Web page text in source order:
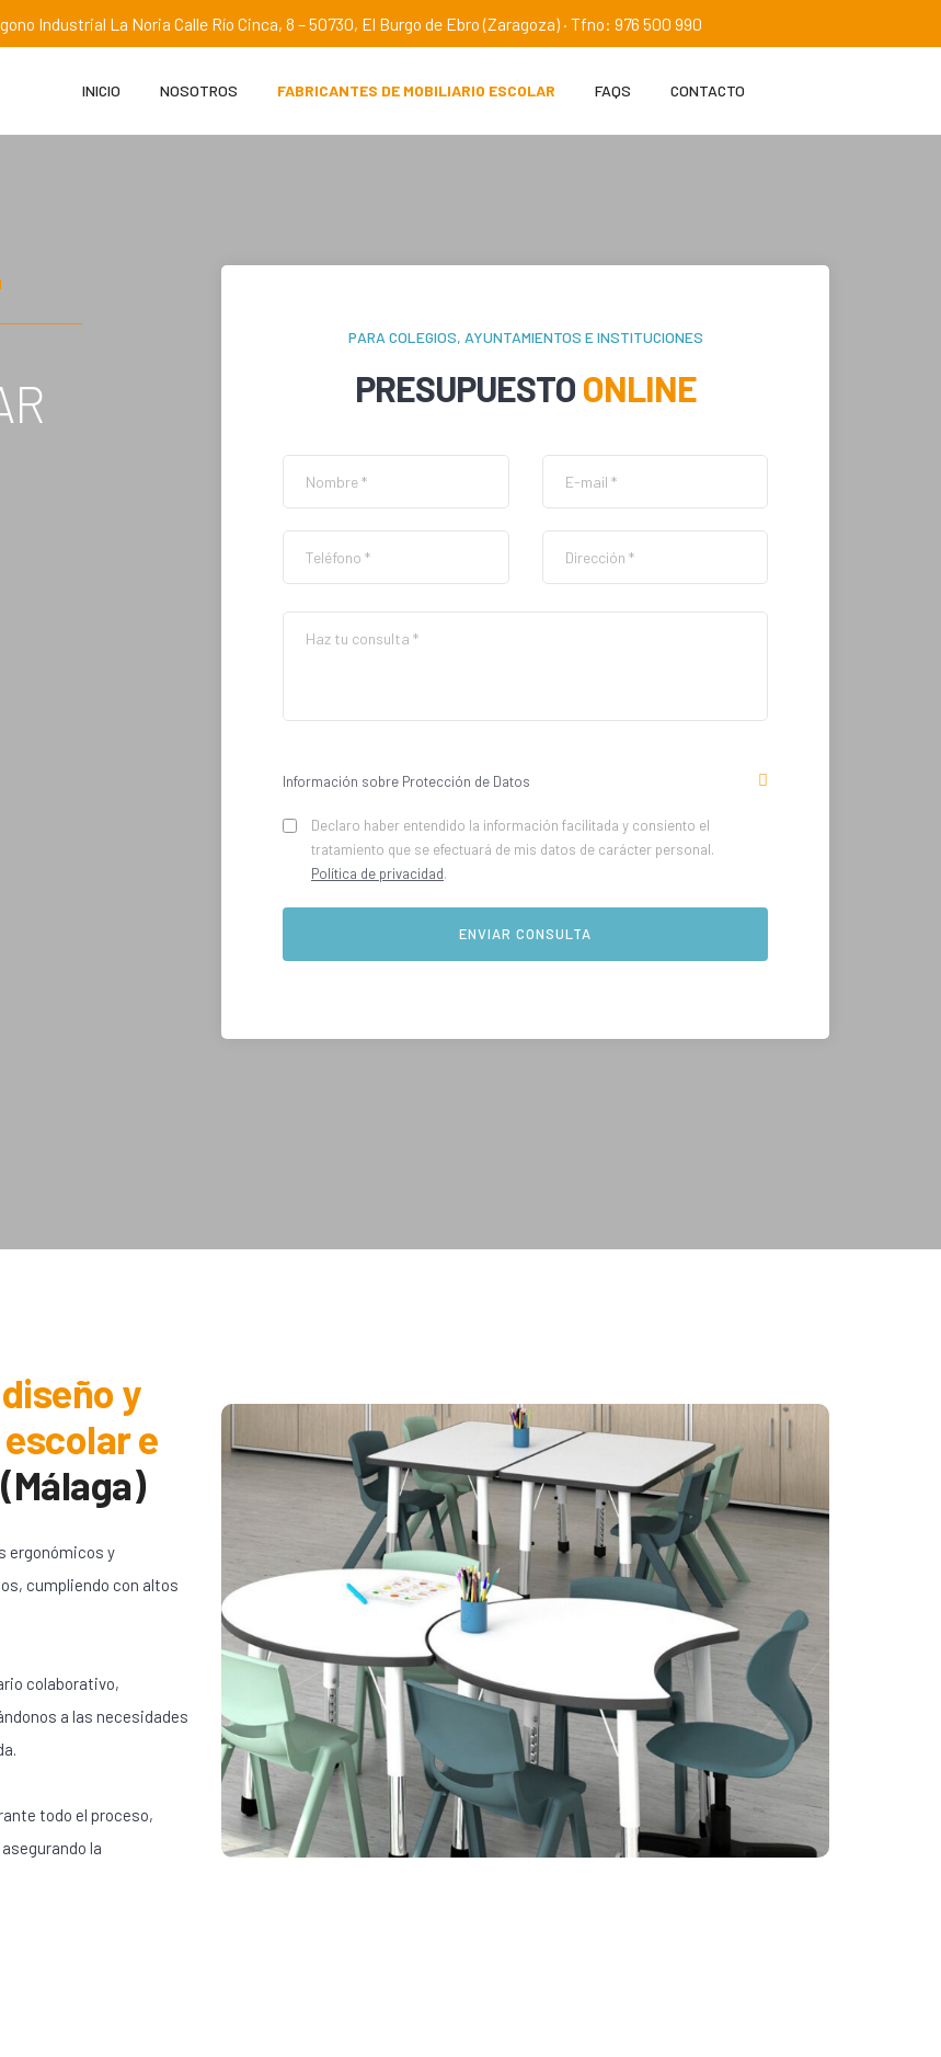
Industrial La Noria Calle Río Cinca, 8 – 50730, El Burgo de Ebro (Zaragoza) · Tfno: 976 500 990
INICIO NOSOTROS FABRICANTES DE MOBILIARIO ESCOLAR FAQS CONTACTO
PARA COLEGIOS, AYUNTAMIENTOS E INSTITUCIONES
PRESUPUESTO ONLINE
Información sobre Protección de Datos
Declaro haber entendido la información facilitada y consiento el
tratamiento que se efectuará de mis datos de carácter personal.
Política de privacidad.
diseño y
e
ergonómicos y
cumpliendo con altos
colaborativo,
a las necesidades
todo el proceso,
la